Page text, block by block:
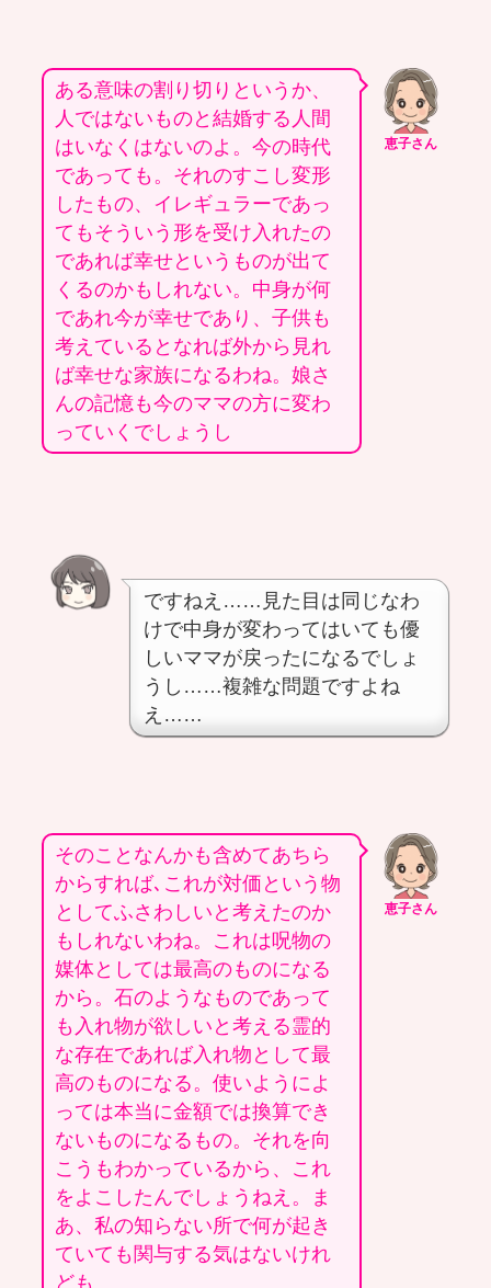
恵子さん
ある意味の割り切りというか、
人ではないものと結婚する人間
はいなくはないのよ。今の時代
であっても。それのすこし変形
したもの、イレギュラーであっ
てもそういう形を受け入れたの
であれば幸せというものが出て
くるのかもしれない。中身が何
であれ今が幸せであり、子供も
考えているとなれば外から見れ
ば幸せな家族になるわね。娘さ
んの記憶も今のママの方に変わ
っていくでしょうし
ですねえ……見た目は同じなわ
けで中身が変わってはいても優
しいママが戻ったになるでしょ
うし……複雑な問題ですよね
え……
恵子さん
そのことなんかも含めてあちら
からすれば､これが対価という物
としてふさわしいと考えたのか
もしれないわね。これは呪物の
媒体としては最高のものになる
から。石のようなものであって
も入れ物が欲しいと考える霊的
な存在であれば入れ物として最
高のものになる。使いようによ
っては本当に金額では換算でき
ないものになるもの。それを向
こうもわかっているから、これ
をよこしたんでしょうねえ。ま
あ、私の知らない所で何が起き
ていても関与する気はないけれ
ども